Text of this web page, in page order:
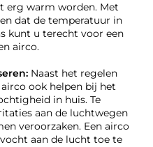
erg warm worden. Met
dat de temperatuur in
kunt u terecht voor een
airco.
Naast het regelen
ook helpen bij het
in huis. Te
aan de luchtwegen
veroorzaken. Een airco
aan de lucht toe te